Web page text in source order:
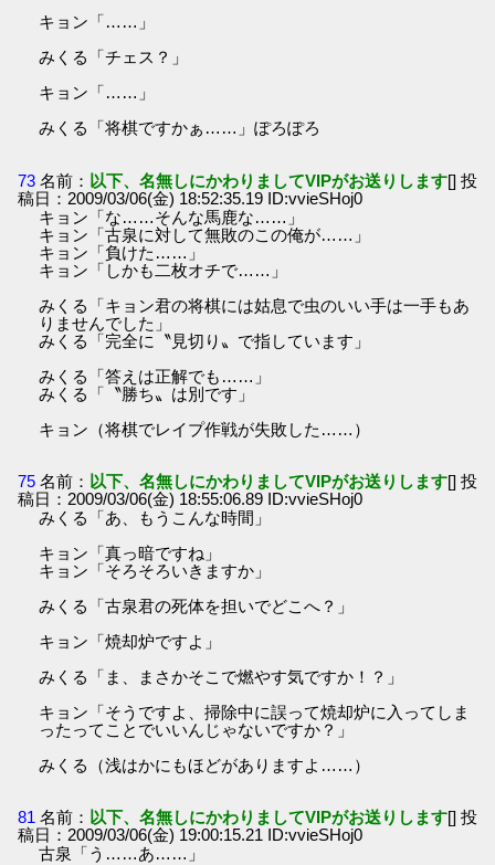
キョン「……」
みくる「チェス？」
キョン「……」
みくる「将棋ですかぁ……」ぽろぽろ
73 名前： 以下、名無しにかわりましてVIPがお送りします[] 投
稿日：2009/03/06(金) 18:52:35.19 ID:vvieSHoj0
キョン「な……そんな馬鹿な……」
キョン「古泉に対して無敗のこの俺が……」
キョン「負けた……」
キョン「しかも二枚オチで……」
みくる「キョン君の将棋には姑息で虫のいい手は一手もあ
りませんでした」
みくる「完全に〝見切り〟で指しています」
みくる「答えは正解でも……」
みくる「〝勝ち〟は別です」
キョン（将棋でレイプ作戦が失敗した……）
75 名前： 以下、名無しにかわりましてVIPがお送りします[] 投
稿日：2009/03/06(金) 18:55:06.89 ID:vvieSHoj0
みくる「あ、もうこんな時間」
キョン「真っ暗ですね」
キョン「そろそろいきますか」
みくる「古泉君の死体を担いでどこへ？」
キョン「焼却炉ですよ」
みくる「ま、まさかそこで燃やす気ですか！？」
キョン「そうですよ、掃除中に誤って焼却炉に入ってしま
ったってことでいいんじゃないですか？」
みくる（浅はかにもほどがありますよ……）
81 名前： 以下、名無しにかわりましてVIPがお送りします[] 投
稿日：2009/03/06(金) 19:00:15.21 ID:vvieSHoj0
古泉「う……あ……」